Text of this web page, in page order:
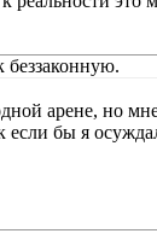
арене, но
если бы я